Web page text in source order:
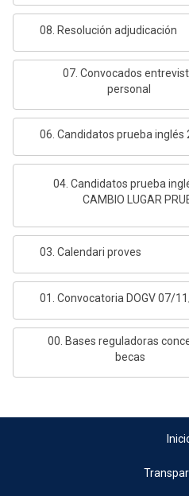
08. Resolución adjudicación
07. Convocados
personal
06. Candidatos prueba inglés
04. Candidatos prueba
CAMBIO LUGAR
03. Calendari proves
01. Convocatoria DOGV 07/
00. Bases reguladoras
becas